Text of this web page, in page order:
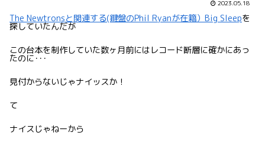
2023.05.18
The Newtronsと関連する(鍵盤のPhil Ryanが在籍）Big Sleepを
探していたんだが
この台本を制作していた数ヶ月前にはレコード断層に確かにあっ
たのに･･･
見付からないじゃナイッスか！
て
ナイスじゃねーから